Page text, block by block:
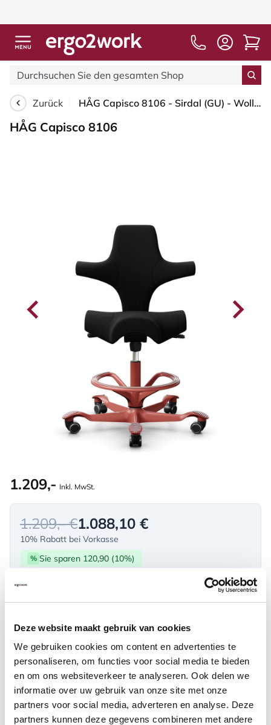
Deze website maakt gebruik van cookies
We gebruiken cookies om content en advertenties te
personaliseren, om functies voor social media te bieden
en om ons websiteverkeer te analyseren. Ook delen we
informatie over uw gebruik van onze site met onze
partners voor social media, adverteren en analyse. Deze
partners kunnen deze gegevens combineren met andere
Zurück HÅG Capisco 8106 - Sirdal (GU) - Wolle - SRD190 Black - Blush Rose - 200 mm (Sitzhöhe 46-64cm) - Harte Rollen für weiche Böden
HÅG Capisco 8106
1.209,- Inkl. MwSt.
1.209,- €1.088,10 €
10% Rabatt bei Vorkasse
% Sie sparen 120,90 (10%)
Verfügbar
Lieferzeit: 3-6 Wochen
Anzahl:
In den Warenkorb